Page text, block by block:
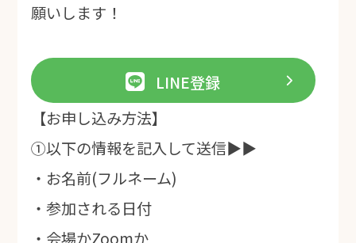
願いします！
LINE登録
【お申し込み方法】
①以下の情報を記入して送信▶▶
・お名前(フルネーム)
・参加される日付
・会場かZoomか